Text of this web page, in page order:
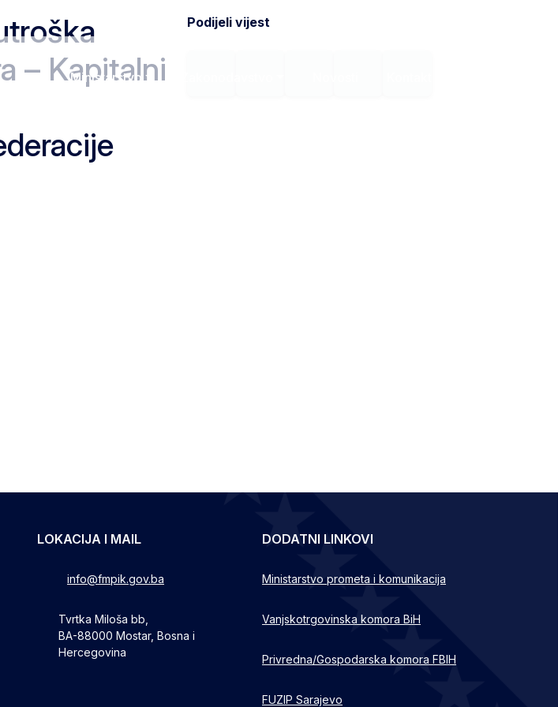
Ministarstvo
– Kapitalni
Podijeli vijest
LOKACIJA I MAIL
info@fmpik.gov.ba
Tvrtka Miloša bb,
BA-88000 Mostar, Bosna i
Hercegovina
DODATNI LINKOVI
Ministarstvo prometa i komunikacija
Vanjskotrgovinska komora BiH
Privredna/Gospodarska komora FBIH
FUZIP Sarajevo